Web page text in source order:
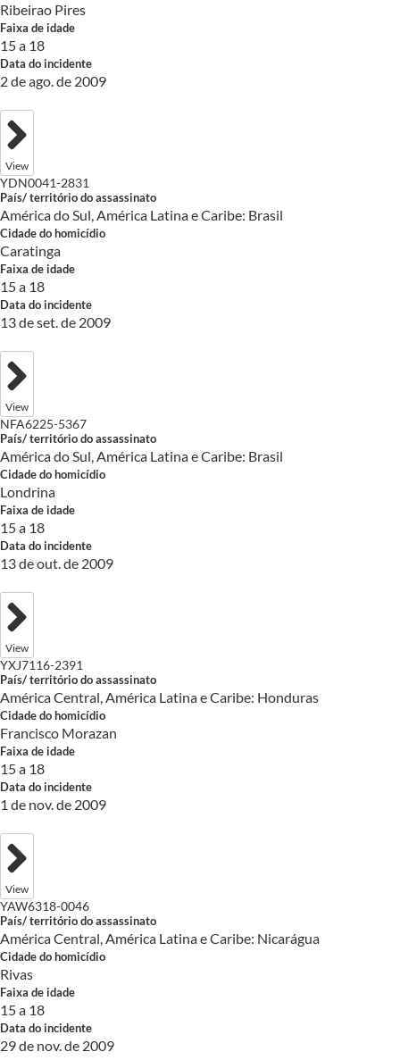
Ribeirao Pires
Faixa de idade
15 a 18
Data do incidente
2 de ago. de 2009
View
YDN0041-2831
País/ território do assassinato
América do Sul, América Latina e Caribe: Brasil
Cidade do homicídio
Caratinga
Faixa de idade
15 a 18
Data do incidente
13 de set. de 2009
View
NFA6225-5367
País/ território do assassinato
América do Sul, América Latina e Caribe: Brasil
Cidade do homicídio
Londrina
Faixa de idade
15 a 18
Data do incidente
13 de out. de 2009
View
YXJ7116-2391
País/ território do assassinato
América Central, América Latina e Caribe: Honduras
Cidade do homicídio
Francisco Morazan
Faixa de idade
15 a 18
Data do incidente
1 de nov. de 2009
View
YAW6318-0046
País/ território do assassinato
América Central, América Latina e Caribe: Nicarágua
Cidade do homicídio
Rivas
Faixa de idade
15 a 18
Data do incidente
29 de nov. de 2009